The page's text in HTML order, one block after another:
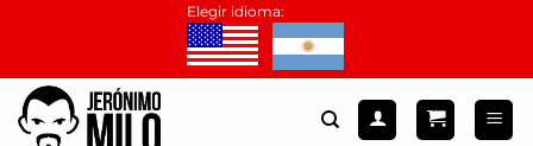
contenido
Elegir idioma: